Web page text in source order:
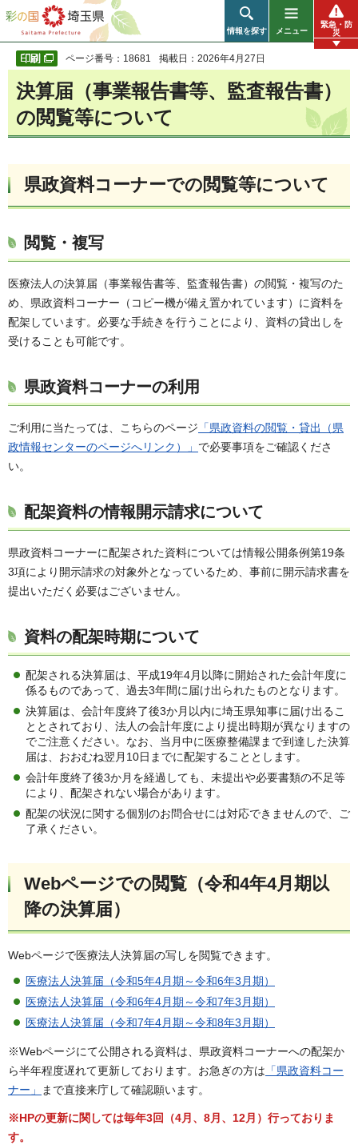
彩の国 埼玉県
情報を探す メニュー
緊急・防
災
ページ番号：18681 掲載日：2026年4月27日
決算届（事業報告書等、監査報告書）
の閲覧等について
県政資料コーナーでの閲覧等について
閲覧・複写
医療法人の決算届（事業報告書等、監査報告書）の閲覧・複写のた
め、県政資料コーナー（コピー機が備え置かれています）に資料を
配架しています。必要な手続きを行うことにより、資料の貸出しを
受けることも可能です。
県政資料コーナーの利用
ご利用に当たっては、こちらのページ 「県政資料の閲覧・貸出（県
政情報センターのページへリンク）」 で必要事項をご確認くださ
い。
配架資料の情報開示請求について
県政資料コーナーに配架された資料については情報公開条例第19条
3項により開示請求の対象外となっているため、事前に開示請求書を
提出いただく必要はございません。
資料の配架時期について
配架される決算届は、平成19年4月以降に開始された会計年度に
係るものであって、過去3年間に届け出られたものとなります。
決算届は、会計年度終了後3か月以内に埼玉県知事に届け出るこ
ととされており、法人の会計年度により提出時期が異なりますの
でご注意ください。なお、当月中に医療整備課まで到達した決算
届は、おおむね翌月10日までに配架することとします。
会計年度終了後3か月を経過しても、未提出や必要書類の不足等
により、配架されない場合があります。
配架の状況に関する個別のお問合せには対応できませんので、ご
了承ください。
Webページでの閲覧（令和4年4月期以
降の決算届）
Webページで医療法人決算届の写しを閲覧できます。
医療法人決算届（令和5年4月期～令和6年3月期）
医療法人決算届（令和6年4月期～令和7年3月期）
医療法人決算届（令和7年4月期～令和8年3月期）
※Webページにて公開される資料は、県政資料コーナーへの配架か
ら半年程度遅れて更新しております。お急ぎの方は 「県政資料コー
ナー」
まで直接来庁して確認願います。
※HPの更新に関しては毎年3回（4月、8月、12月）行っておりま
す。